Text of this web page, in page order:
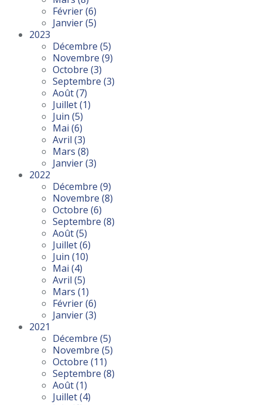
Février(6)
Janvier(5)
2023
Décembre (5)
Novembre (9)
Octobre (3)
Septembre (3)
Août(7)
Juillet(1)
Juin (5)
Mai (6)
Avril (3)
Mars (8)
Janvier(3)
2022
Décembre (9)
Novembre (8)
Octobre (6)
Septembre (8)
Août(5)
Juillet(6)
Juin (10)
Mai (4)
Avril (5)
Mars (1)
Février(6)
Janvier(3)
2021
Décembre (5)
Novembre (5)
Octobre (11)
Septembre (8)
Août(1)
Juillet(4)